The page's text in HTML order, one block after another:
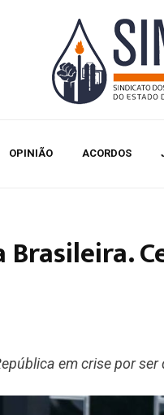
OPINIÃO ACORDOS
em crise por